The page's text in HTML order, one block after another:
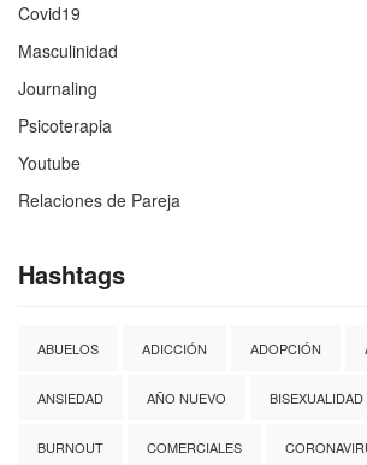
Covid19
Masculinidad
Journaling
Psicoterapia
Youtube
Relaciones de Pareja
Hashtags
ABUELOS ADICCIÓN ADOPCIÓN
ANSIEDAD AÑO NUEVO BISEXUALIDAD
BURNOUT COMERCIALES